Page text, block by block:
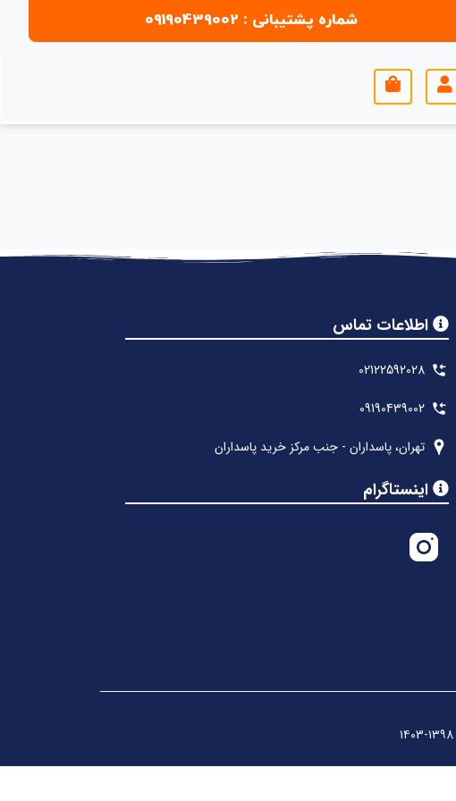
شماره پشتیبانی : 09190439002
اطلاعات تماس
02122592028
09190439002
تهران، پاسداران - جنب مرکز خرید پاسداران
اینستاگرام